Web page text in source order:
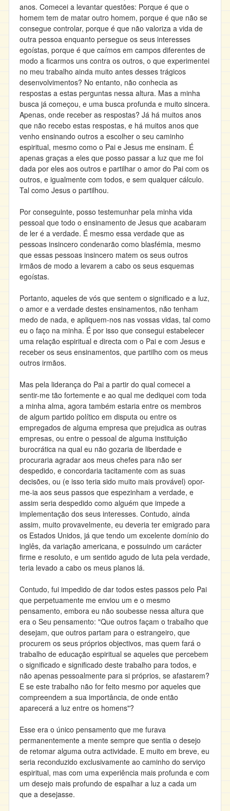
anos. Comecei a levantar questões: Porque é que o
homem tem de matar outro homem, porque é que não se
consegue controlar, porque é que não valoriza a vida de
outra pessoa enquanto persegue os seus interesses
egoístas, porque é que caímos em campos diferentes de
modo a ficarmos uns contra os outros, o que experimentei
no meu trabalho ainda muito antes desses trágicos
desenvolvimentos? No entanto, não conhecia as
respostas a estas perguntas nessa altura. Mas a minha
busca já começou, e uma busca profunda e muito sincera.
Apenas, onde receber as respostas? Já há muitos anos
que não recebo estas respostas, e há muitos anos que
venho ensinando outros a escolher o seu caminho
espiritual, mesmo como o Pai e Jesus me ensinam. É
apenas graças a eles que posso passar a luz que me foi
dada por eles aos outros e partilhar o amor do Pai com os
outros, e igualmente com todos, e sem qualquer cálculo.
Tal como Jesus o partilhou.
Por conseguinte, posso testemunhar pela minha vida
pessoal que todo o ensinamento de Jesus que acabaram
de ler é a verdade. É mesmo essa verdade que as
pessoas insincero condenarão como blasfémia, mesmo
que essas pessoas insincero matem os seus outros
irmãos de modo a levarem a cabo os seus esquemas
egoístas.
Portanto, aqueles de vós que sentem o significado e a luz,
o amor e a verdade destes ensinamentos, não tenham
medo de nada, e apliquem-nos nas vossas vidas, tal como
eu o faço na minha. É por isso que consegui estabelecer
uma relação espiritual e directa com o Pai e com Jesus e
receber os seus ensinamentos, que partilho com os meus
outros irmãos.
Mas pela liderança do Pai a partir do qual comecei a
sentir-me tão fortemente e ao qual me dediquei com toda
a minha alma, agora também estaria entre os membros
de algum partido político em disputa ou entre os
empregados de alguma empresa que prejudica as outras
empresas, ou entre o pessoal de alguma instituição
burocrática na qual eu não gozaria de liberdade e
procuraria agradar aos meus chefes para não ser
despedido, e concordaria tacitamente com as suas
decisões, ou (e isso teria sido muito mais provável) opor-
me-ia aos seus passos que espezinham a verdade, e
assim seria despedido como alguém que impede a
implementação dos seus interesses. Contudo, ainda
assim, muito provavelmente, eu deveria ter emigrado para
os Estados Unidos, já que tendo um excelente domínio do
inglês, da variação americana, e possuindo um carácter
firme e resoluto, e um sentido agudo de luta pela verdade,
teria levado a cabo os meus planos lá.
Contudo, fui impedido de dar todos estes passos pelo Pai
que perpetuamente me enviou um e o mesmo
pensamento, embora eu não soubesse nessa altura que
era o Seu pensamento: "Que outros façam o trabalho que
desejam, que outros partam para o estrangeiro, que
procurem os seus próprios objectivos, mas quem fará o
trabalho de educação espiritual se aqueles que percebem
o significado e significado deste trabalho para todos, e
não apenas pessoalmente para si próprios, se afastarem?
E se este trabalho não for feito mesmo por aqueles que
compreendem a sua importância, de onde então
aparecerá a luz entre os homens"?
Esse era o único pensamento que me furava
permanentemente a mente sempre que sentia o desejo
de retomar alguma outra actividade. E muito em breve, eu
seria reconduzido exclusivamente ao caminho do serviço
espiritual, mas com uma experiência mais profunda e com
um desejo mais profundo de espalhar a luz a cada um
que a desejasse.